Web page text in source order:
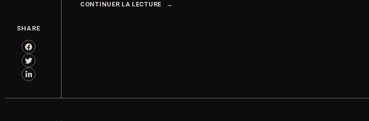
SHARE
CONTINUER LA LECTURE